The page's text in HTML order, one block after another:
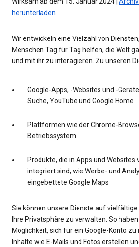
Wirksam ab dem 15. Januar 2024 |
herunterladen
Wir entwickeln eine Vielzahl von
Menschen Tag für Tag helfen, die Welt
und mit ihr zu interagieren. Zu unseren
Google-Apps, -Websites und -
Suche, YouTube und Google Home
Plattformen wie der Chrome-
Betriebssystem
Produkte, die in Apps und Websites
integriert sind, wie Werbe- und
eingebettete Google Maps
Sie können unsere Dienste auf
Ihre Privatsphäre zu verwalten. So
Möglichkeit, sich für ein Google-Konto zu
Inhalte wie E-Mails und Fotos erstellen